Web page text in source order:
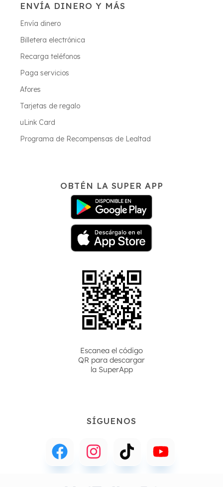
ENVÍA DINERO Y MÁS
Envía dinero
Billetera electrónica
Recarga teléfonos
Paga servicios
Afores
Tarjetas de regalo
uLink Card
Programa de Recompensas de Lealtad
OBTÉN LA SUPER APP
Escanea el código
QR para descargar
la SuperApp
SÍGUENOS